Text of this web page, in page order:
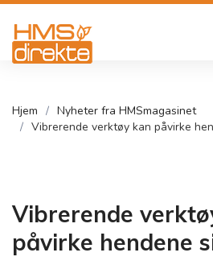
Hjem
Nyheter fra HMSmagasinet
Vibrerende verktøy kan påvirke
Vibrerende
påvirke hendene